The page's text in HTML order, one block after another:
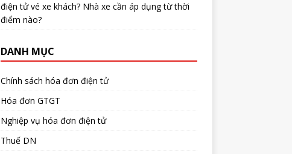
điện tử vé xe khách? Nhà xe cần áp dụng từ thời
điểm nào?
DANH MỤC
Chính sách hóa đơn điện tử
Hóa đơn GTGT
Nghiệp vụ hóa đơn điện tử
Thuế DN